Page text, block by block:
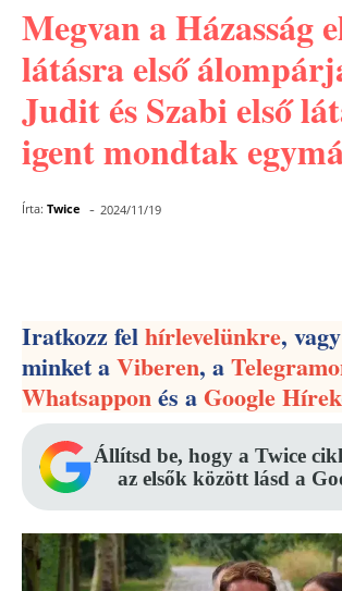
Megvan a Házasság
látásra első
Judit és Szabi első
igent mondtak
Írta: Twice - 2024/11/19
Iratkozz felhírlevelünkre,
minket aViberen, a
Whatsapponés aGoogle Hírek
Állítsd be, hogy a Twice
az elsők között lásd a